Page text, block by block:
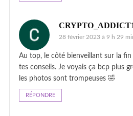
28 février 2023 à 9 h 29
Au top, le côté bienveillant sur la
tes conseils. Je voyais ça bcp plus
les photos sont trompeuses 🤣
RÉPONDRE